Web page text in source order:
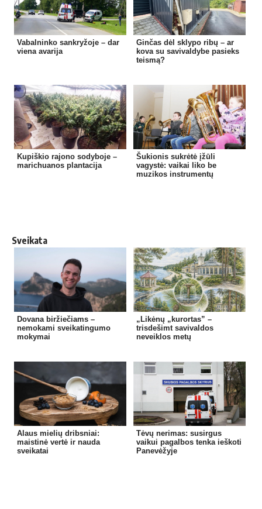
Vabalninko sankryžoje – dar
viena avarija
Ginčas dėl sklypo ribų – ar
kova su savivaldybe pasieks
teismą?
Kupiškio rajono sodyboje –
marichuanos plantacija
Šukionis sukrėtė įžūli
vagystė: vaikai liko be
muzikos instrumentų
Sveikata
Dovana biržiečiams –
nemokami sveikatingumo
mokymai
„Likėnų „kurortas” –
trisdešimt savivaldos
neveiklos metų
Alaus mielių dribsniai:
maistinė vertė ir nauda
sveikatai
Tėvų nerimas: susirgus
vaikui pagalbos tenka ieškoti
Panevėžyje